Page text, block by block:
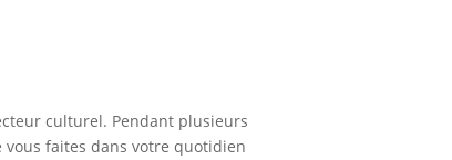
culturel. Pendant plusieurs
vous faites dans votre quotidien